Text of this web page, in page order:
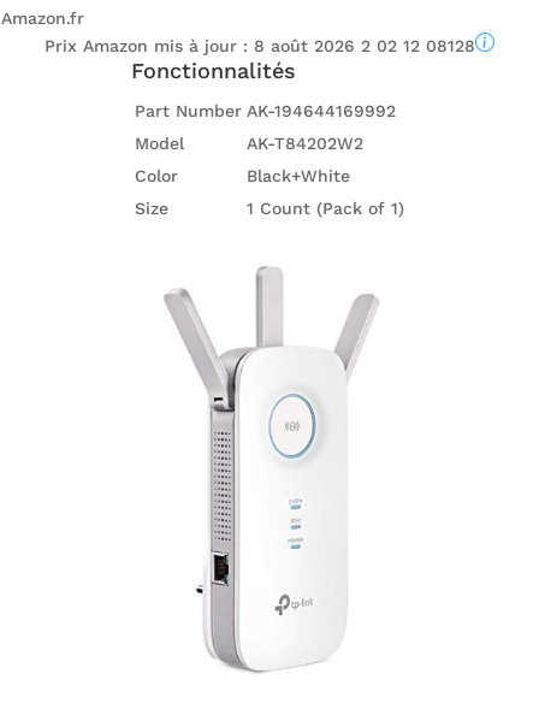
Amazon.fr
Prix ​​Amazon mis à jour : 8 août 2026 2 02 12 08128
Fonctionnalités
Part Number AK-194644169992
Model
AK-T84202W2
Color
Black+White
Size
1 Count (Pack of 1)